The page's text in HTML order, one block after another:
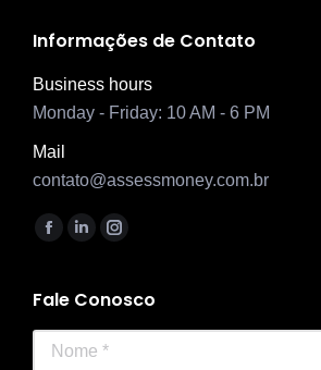
Informações de Contato
Business hours
Monday - Friday: 10 AM - 6 PM
Mail
contato@assessmoney.com.br
Encontre-nos em:
Facebook
opens
new
Linkedin
opens
new
Instagram
opens
Fale Conosco
Nome *